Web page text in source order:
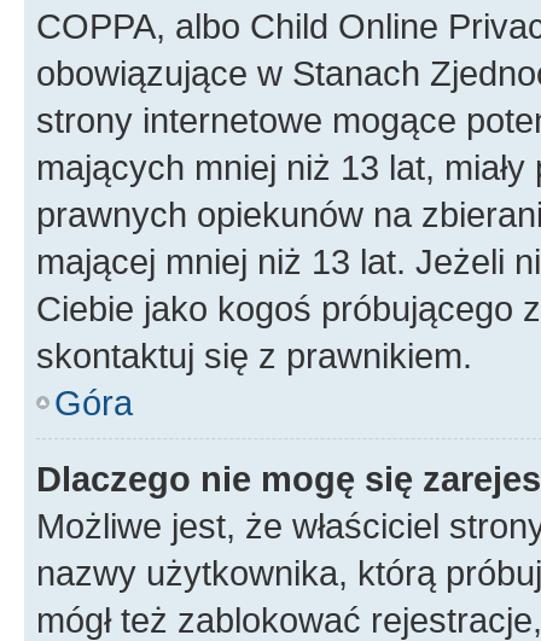
COPPA, albo Child Online
obowiązujące w Stanach
strony internetowe mogące
mających mniej niż 13 lat,
prawnych opiekunów na
mającej mniej niż 13 lat. Jeżeli
Ciebie jako kogoś próbującego
skontaktuj się z prawnikiem.
Góra
Dlaczego nie mogę się
Możliwe jest, że właściciel
nazwy użytkownika, którą
mógł też zablokować